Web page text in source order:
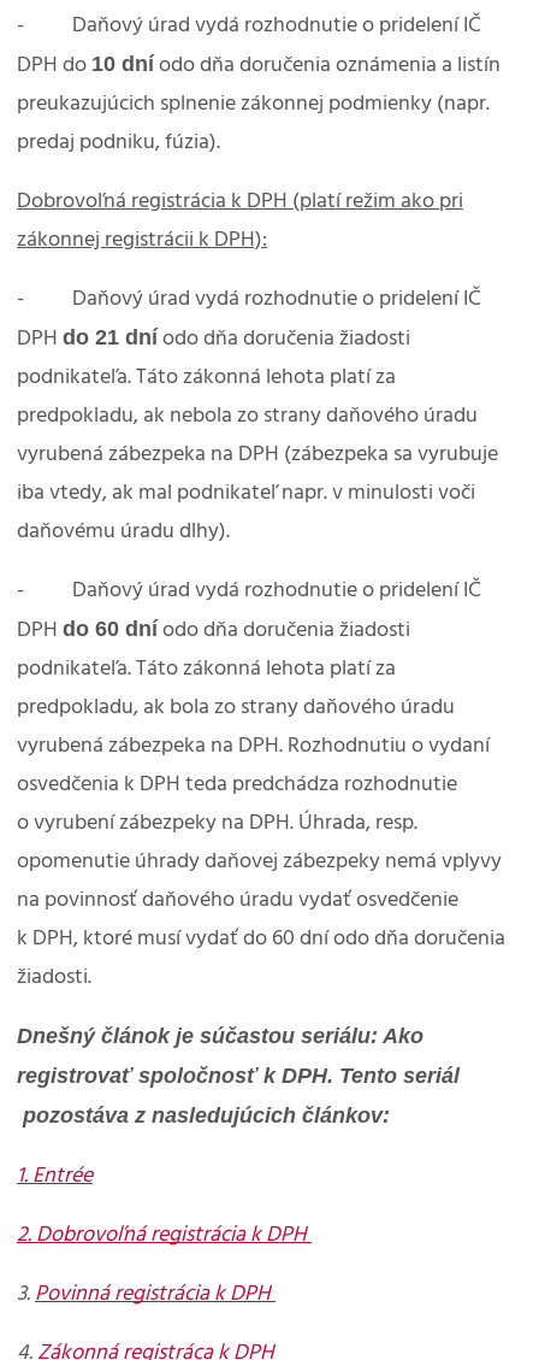
- Daňový úrad vydá rozhodnutie o pridelení IČ
DPH do 10 dní odo dňa doručenia oznámenia a listín
preukazujúcich splnenie zákonnej podmienky (napr.
predaj podniku, fúzia).
Dobrovoľná registrácia k DPH (platí režim ako pri
zákonnej registrácii k DPH):
- Daňový úrad vydá rozhodnutie o pridelení IČ
DPH do 21 dní odo dňa doručenia žiadosti
podnikateľa. Táto zákonná lehota platí za
predpokladu, ak nebola zo strany daňového úradu
vyrubená zábezpeka na DPH (zábezpeka sa vyrubuje
iba vtedy, ak mal podnikateľ napr. v minulosti voči
daňovému úradu dlhy).
- Daňový úrad vydá rozhodnutie o pridelení IČ
DPH do 60 dní odo dňa doručenia žiadosti
podnikateľa. Táto zákonná lehota platí za
predpokladu, ak bola zo strany daňového úradu
vyrubená zábezpeka na DPH. Rozhodnutiu o vydaní
osvedčenia k DPH teda predchádza rozhodnutie
o vyrubení zábezpeky na DPH. Úhrada, resp.
opomenutie úhrady daňovej zábezpeky nemá vplyvy
na povinnosť daňového úradu vydať osvedčenie
k DPH, ktoré musí vydať do 60 dní odo dňa doručenia
žiadosti.
Dnešný článok je súčastou seriálu: Ako
registrovať spoločnosť k DPH. Tento seriál
pozostáva z nasledujúcich článkov:
1. Entrée
2. Dobrovoľná registrácia k DPH
3. Povinná registrácia k DPH
4. Zákonná registráca k DPH